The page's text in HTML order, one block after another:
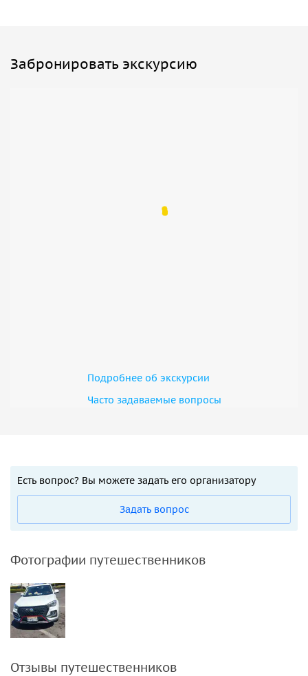
Забронировать экскурсию
Подробнее об экскурсии
Часто задаваемые вопросы
Есть вопрос? Вы можете задать его организатору
Задать вопрос
Фотографии путешественников
Отзывы путешественников